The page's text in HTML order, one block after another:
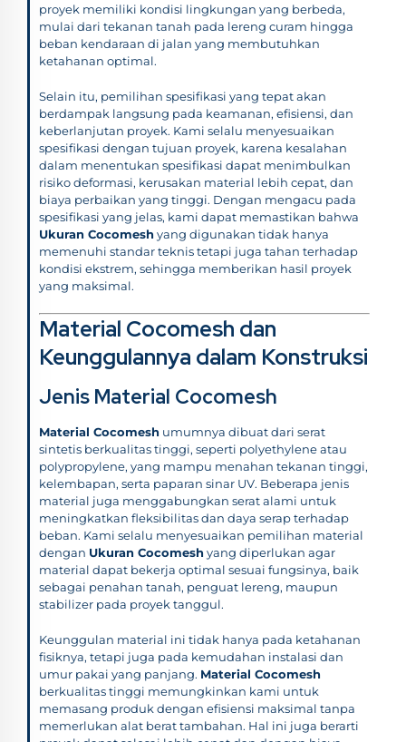
proyek memiliki kondisi lingkungan yang berbeda,
mulai dari tekanan tanah pada lereng curam hingga
beban kendaraan di jalan yang membutuhkan
ketahanan optimal.
Selain itu, pemilihan spesifikasi yang tepat akan
berdampak langsung pada keamanan, efisiensi, dan
keberlanjutan proyek. Kami selalu menyesuaikan
spesifikasi dengan tujuan proyek, karena kesalahan
dalam menentukan spesifikasi dapat menimbulkan
risiko deformasi, kerusakan material lebih cepat, dan
biaya perbaikan yang tinggi. Dengan mengacu pada
spesifikasi yang jelas, kami dapat memastikan bahwa
Ukuran Cocomeshyang digunakan tidak hanya
memenuhi standar teknis tetapi juga tahan terhadap
kondisi ekstrem, sehingga memberikan hasil proyek
yang maksimal.
Material Cocomesh dan
Keunggulannya dalam Konstruksi
Jenis Material Cocomesh
Material Cocomesh umumnya dibuat dari serat
sintetis berkualitas tinggi, seperti polyethylene atau
polypropylene, yang mampu menahan tekanan tinggi,
kelembapan, serta paparan sinar UV. Beberapa jenis
material juga menggabungkan serat alami untuk
meningkatkan fleksibilitas dan daya serap terhadap
beban. Kami selalu menyesuaikan pemilihan material
dengan Ukuran Cocomeshyang diperlukan agar
material dapat bekerja optimal sesuai fungsinya, baik
sebagai penahan tanah, penguat lereng, maupun
stabilizer pada proyek tanggul.
Keunggulan material ini tidak hanya pada ketahanan
fisiknya, tetapi juga pada kemudahan instalasi dan
umur pakai yang panjang. Material Cocomesh
berkualitas tinggi memungkinkan kami untuk
memasang produk dengan efisiensi maksimal tanpa
memerlukan alat berat tambahan. Hal ini juga berarti